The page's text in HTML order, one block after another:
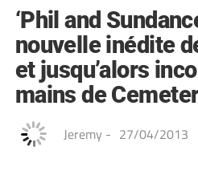
‘Phil and
nouvelle inédite
et jusqu’alors
mains de
Jeremy - 27/04/2013